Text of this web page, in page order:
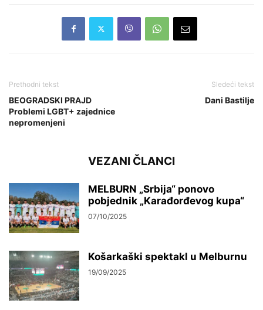
Prethodni tekst
BEOGRADSKI PRAJD
Problemi LGBT+ zajednice
nepromenjeni
Sledeći tekst
Dani Bastilje
VEZANI ČLANCI
MELBURN „Srbija“ ponovo
pobjednik „Karađorđevog kupa“
07/10/2025
Košarkaški spektakl u Melburnu
19/09/2025